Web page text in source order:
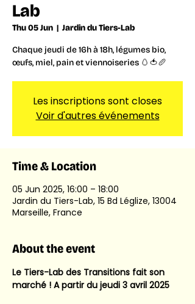
Lab
Thu 05 Jun
  |
Jardin du Tiers-Lab
Chaque jeudi de 16h à 18h, légumes bio,
œufs, miel, pain et viennoiseries 🥚🍅🥖
Les inscriptions sont closes
Voir d'autres événements
Time & Location
05 Jun 2025, 16:00 – 18:00
Jardin du Tiers-Lab, 15 Bd Léglize, 13004
Marseille, France
About the event
Le Tiers-Lab des Transitions fait son
marché ! A partir du jeudi 3 avril 2025